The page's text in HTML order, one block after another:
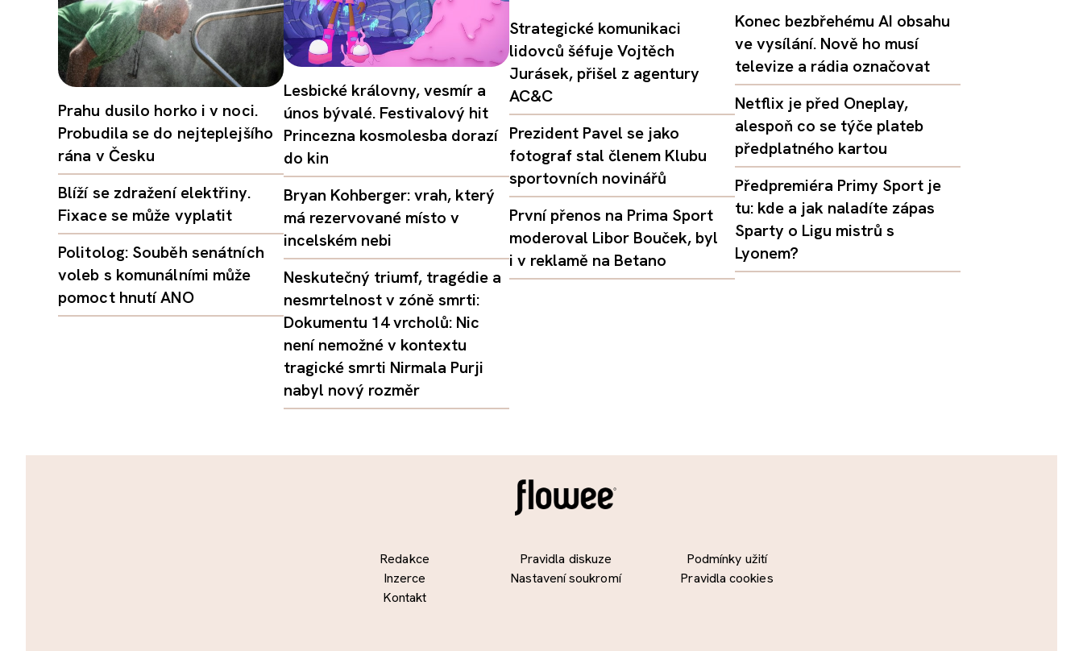
Prahu dusilo horko i v noci.
Probudila se do nejteplejšího
rána v Česku
Blíží se zdražení elektřiny.
Fixace se může vyplatit
Politolog: Souběh senátních
voleb s komunálními může
pomoct hnutí ANO
Lesbické královny, vesmír a
únos bývalé. Festivalový hit
Princezna kosmolesba dorazí
do kin
Bryan Kohberger: vrah, který
má rezervované místo v
incelském nebi
Neskutečný triumf, tragédie a
nesmrtelnost v zóně smrti:
Dokumentu 14 vrcholů: Nic
není nemožné v kontextu
tragické smrti Nirmala Purji
nabyl nový rozměr
Strategické komunikaci
lidovců šéfuje Vojtěch
Jurásek, přišel z agentury
AC&C
Prezident Pavel se jako
fotograf stal členem Klubu
sportovních novinářů
První přenos na Prima Sport
moderoval Libor Bouček, byl
i v reklamě na Betano
Konec bezbřehému AI obsahu
ve vysílání. Nově ho musí
televize a rádia označovat
Netflix je před Oneplay,
alespoň co se týče plateb
předplatného kartou
Předpremiéra Primy Sport je
tu: kde a jak naladíte zápas
Sparty o Ligu mistrů s
Lyonem?
Redakce
Inzerce
Kontakt
Pravidla diskuze
Nastavení soukromí
Podmínky užití
Pravidla cookies